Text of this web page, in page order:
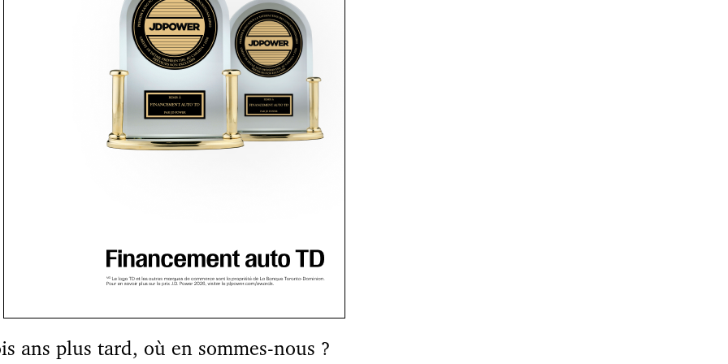
ans plus tard, où en sommes-nous ?